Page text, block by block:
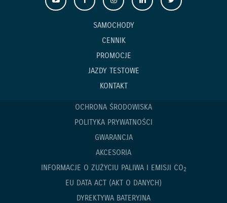
SAMOCHODY
CENNIK
PROMOCJE
JAZDY TESTOWE
KONTAKT
OCHRONA ŚRODOWISKA
POLITYKA PRYWATNOŚCI
GWARANCJA
AKCESORIA
INFORMACJE O ZUŻYCIU PALIWA I EMISJI CO2
EU DATA ACT (AKT O DANYCH)
DYREKTYWA BATERYJNA